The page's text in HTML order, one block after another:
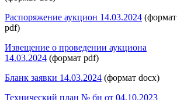
Распоряжение аукцион 14.03.2024 (формат
pdf)
Извещение о проведении аукциона
14.03.2024 (формат pdf)
Бланк заявки 14.03.2024 (формат docx)
Технический план № бн от 04.10.2023